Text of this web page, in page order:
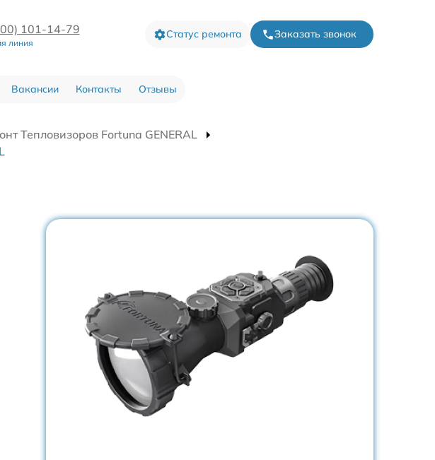
101-14-79
линия
Статус ремонта Заказать звонок
Вакансии Контакты Отзывы
Тепловизоров Fortuna GENERAL